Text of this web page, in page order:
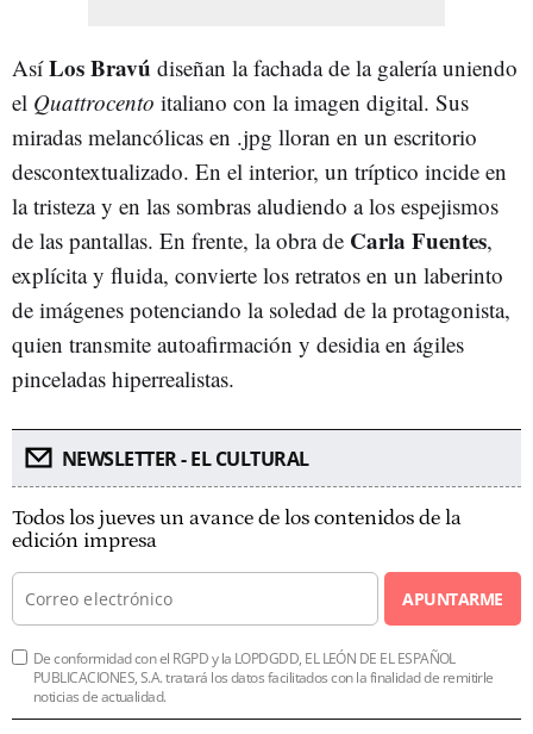
AsíLos Bravú diseñan la fachada de la galería uniendo
el Quattrocento italiano con la imagen digital. Sus
miradas melancólicas en .jpg lloran en un escritorio
descontextualizado. En el interior, un tríptico incide en
la tristeza y en las sombras aludiendo a los espejismos
de las pantallas. En frente, la obra de Carla Fuentes,
explícita y fluida, convierte los retratos en un laberinto
de imágenes potenciando la soledad de la protagonista,
quien transmite autoafirmación y desidia en ágiles
pinceladas hiperrealistas.
NEWSLETTER - EL CULTURAL
Todos los jueves un avance de los contenidos de la
edición impresa
APUNTARME
De conformidad con el RGPD y la LOPDGDD, EL LEÓN DE EL ESPAÑOL
PUBLICACIONES, S.A. tratará los datos facilitados con la finalidad de remitirle
noticias de actualidad.